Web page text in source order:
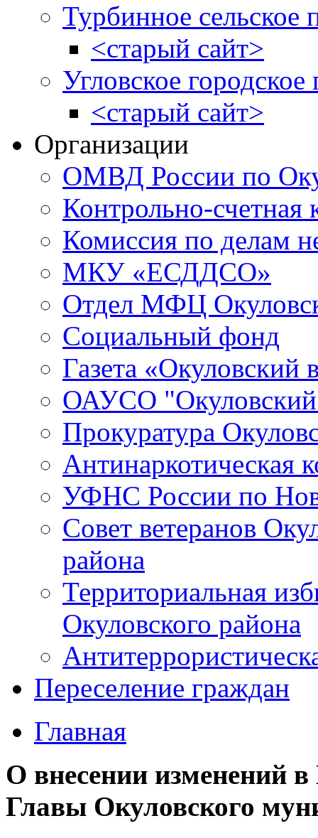
Турбинное сельское
<старый сайт>
Угловское городское
<старый сайт>
Организации
ОМВД России по
Контрольно-счетная
Комиссия по делам
МКУ «ЕСДДСО»
Отдел МФЦ
Социальный фонд
Газета «Окуловский
ОАУСО
Прокуратура
Антинаркотическая
УФНС России по
Совет ветеранов
района
Территориальная
Окуловского района
Переселение граждан
Главная
О внесении изменений
Главы Окуловского